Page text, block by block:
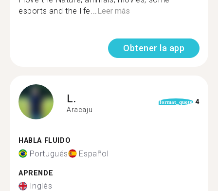
esports and the life...Leer más
Obtener la app
L.
Aracaju
format_quote 4
HABLA FLUIDO
Portugués Español
APRENDE
Inglés